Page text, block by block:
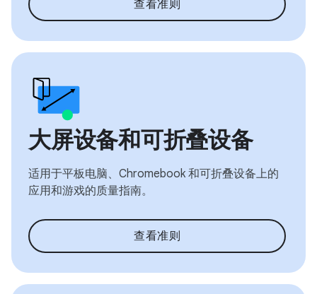
查看准则
大屏设备和可折叠设备
适用于平板电脑、Chromebook 和可折叠设备上的
应用和游戏的质量指南。
查看准则